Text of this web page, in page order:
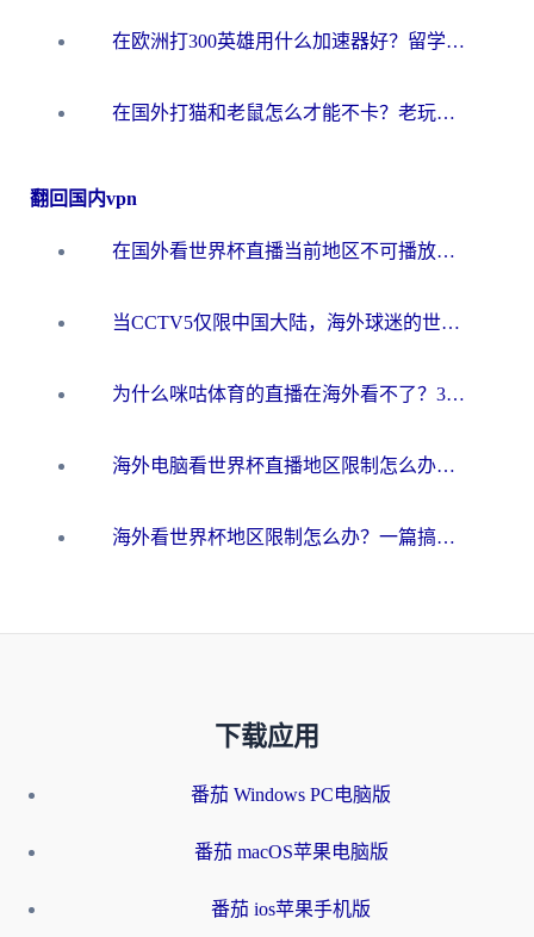
在欧洲打300英雄用什么加速器好？留学生亲测有效的解决方案来了
在国外打猫和老鼠怎么才能不卡？老玩家亲测的终极加速指南
翻回国内vpn
在国外看世界杯直播当前地区不可播放？海外党必看的回国加速全攻略
当CCTV5仅限中国大陆，海外球迷的世界杯狂欢如何继续？
为什么咪咕体育的直播在海外看不了？3步解决海外看世界杯+抖音地区限制难题
海外电脑看世界杯直播地区限制怎么办？你需要一个聪明的加速器
海外看世界杯地区限制怎么办？一篇搞定咪咕视频播放+国内资源无缝访问指南
下载应用
番茄 Windows PC电脑版
番茄 macOS苹果电脑版
番茄 ios苹果手机版